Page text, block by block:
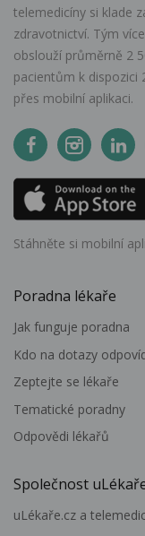
telemedicíny si klade
zdravotnictví. Tým
obslouží průměrně 2
pacientům k dispozici
přes mobilní aplikaci.
Stáhněte si mobilní
Poradna lékaře
Jak funguje poradna
Kdo na dotazy
Zeptejte se lékaře
Tematické poradny
Odpovědi lékařů
Společnost
uLékaře.cz a